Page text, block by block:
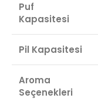
Puf
Kapasitesi
Pil Kapasitesi
Aroma
Seçenekleri